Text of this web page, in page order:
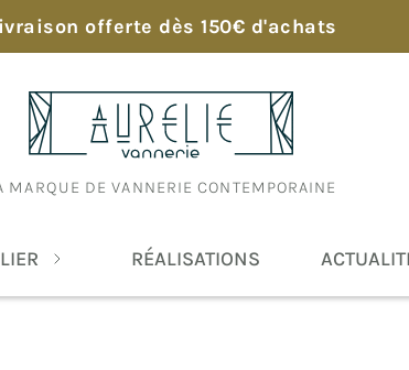
offerte dès 150€ d'achats
MARQUE DE VANNERIE CONTEMPORAINE
RÉALISATIONS